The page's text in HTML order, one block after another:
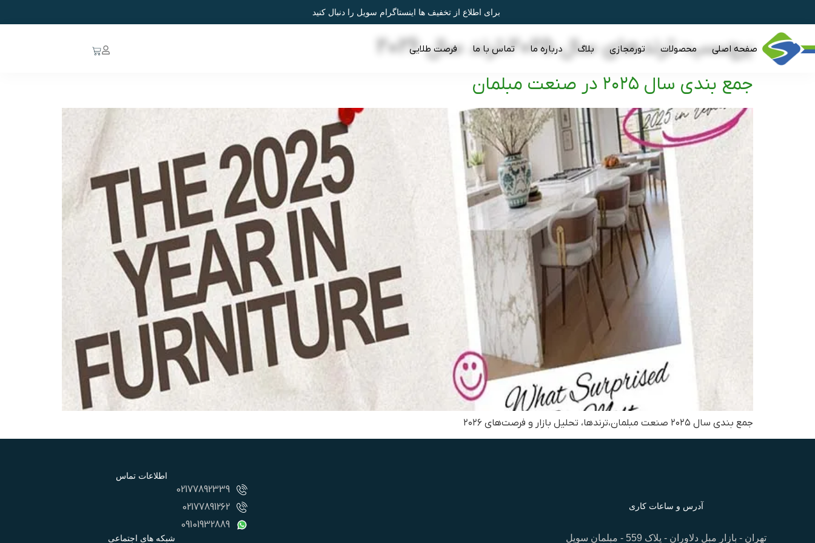
برای اطلاع از تخفیف ها اینستاگرام سویل را دنبال کنید
صفحه اصلی محصولات تورمجازی بلاگ درباره ما تماس با ما فرصت طلایی برچسب:ترندهای سال 2025،ترند سال 2026
جمع بندی سال ۲۰۲۵ در صنعت مبلمان
جمع بندی سال ۲۰۲۵ صنعت مبلمان،ترندها، تحلیل بازار و فرصت‌های ۲۰۲۶
آدرس و ساعات کاری
تهران - بازار مبل دلاوران - پلاک 559 - مبلمان سویل
اطلاعات تماس
02177892339
02177891262
09101932889
شبکه های اجتماعی